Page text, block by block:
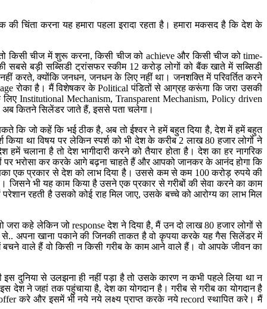
चिंता करना यह हमारा पहला इरादा रहता है। हमारा मकसद है कि देश के
किसी चीज में शुरू करना, किसी चीज को achieve और किसी चीज को time-
सबसे बड़ी सब्सिडी ट्रांसफर स्‍कीम 12 करोड़ लोगों को बैंक खाते में सब्सिडी
करते, क्‍योंकि जनधन, जनधन के लिए नहीं था। जनशक्ति में परिवर्तित करने
रोका है। मैं विशेषकर के Political पंडितों से आग्रह करूंगा कि जरा उसकी
Institutional Mechanism, Transparent Mechanism, Policy driven
अब कितने सिलेंडर जाते हैं, इससे पता चलेगा।
कि जो कहें कि भई ठीक है, अब तो ईश्‍वर ने हमें बहुत दिया है, देश में हमें बहुत
था विषय पर लेकिन स्‍पर्श को भी देश के करीब 2 लाख 80 हजार लोगों ने
चलाना है तो देश भागीदारी करने को तैयार होता है। देश का हर नागरिक
पर भरोसा कर करके आगे बढ़ना चाहते हैं और आपको जानकर के आनंद होगा कि
एक प्रकार से देश को लाभ दिया है। उससे कम से कम 100 करोड़ रुपये की
जिसने भी यह काम किया है उसने एक प्रकार से गरीबों की सेवा करने का काम
रहती है उसको कोई राह मिल जाए, उसके बच्‍चे को आरोग्‍य का लाभ मिल
कहे लेकिन जो response देश ने दिया है, मैं उन दो लाख 80 हजार लोगों से
अपना खाना पकाने की जिनकी ताकत है वो कृपया करके यह गैस सिलेंडर में
वाले हैं वो किसी न किसी गरीब के काम आने वाले हैं। वो आपके जीवन का
इस दुनिया से उलझना ही नहीं पड़ा है तो उसके कारण न कभी पहले लिया था न
ने जहां तक पहुंचाया है, देश का योगदान है। गरीब से गरीब का योगदान है
करे और इसमें भी नये नये लक्ष्‍य प्राप्‍त करके नये record स्‍थापित करे। मैं